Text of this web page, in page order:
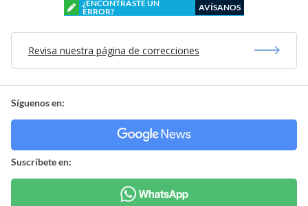
¿ENCONTRASTE UN
ERROR?
AVÍSANOS
Revisa nuestra página de correcciones
Síguenos en:
Suscríbete en: